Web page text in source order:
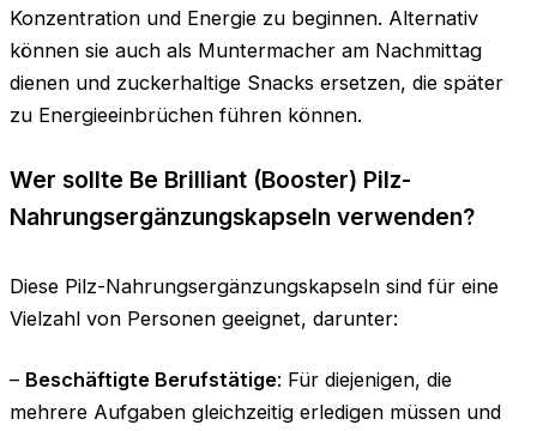
Konzentration und Energie zu beginnen. Alternativ
können sie auch als Muntermacher am Nachmittag
dienen und zuckerhaltige Snacks ersetzen, die später
zu Energieeinbrüchen führen können.
Wer sollte Be Brilliant (Booster) Pilz-
Nahrungsergänzungskapseln verwenden?
Diese Pilz-Nahrungsergänzungskapseln sind für eine
Vielzahl von Personen geeignet, darunter:
– Beschäftigte Berufstätige: Für diejenigen, die
mehrere Aufgaben gleichzeitig erledigen müssen und